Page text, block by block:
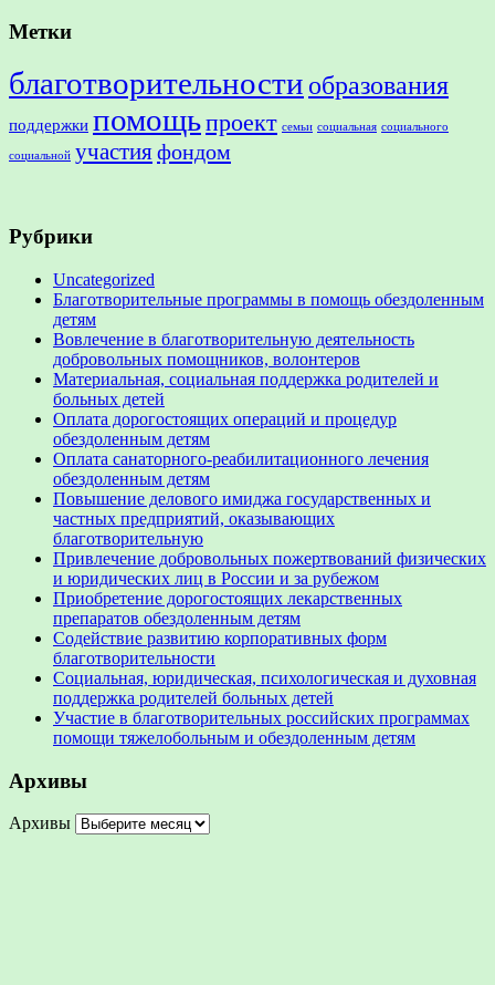
Метки
благотворительности образования
поддержки помощьпроект семьи социальная социального
социальной участияфондом
Рубрики
Uncategorized
Благотворительные программы в помощь обездоленным
детям
Вовлечение в благотворительную деятельность
добровольных помощников, волонтеров
Материальная, социальная поддержка родителей и
больных детей
Оплата дорогостоящих операций и процедур
обездоленным детям
Оплата санаторного-реабилитационного лечения
обездоленным детям
Повышение делового имиджа государственных и
частных предприятий, оказывающих
благотворительную
Привлечение добровольных пожертвований физических
и юридических лиц в России и за рубежом
Приобретение дорогостоящих лекарственных
препаратов обездоленным детям
Содействие развитию корпоративных форм
благотворительности
Социальная, юридическая, психологическая и духовная
поддержка родителей больных детей
Участие в благотворительных российских программах
помощи тяжелобольным и обездоленным детям
Архивы
Архивы